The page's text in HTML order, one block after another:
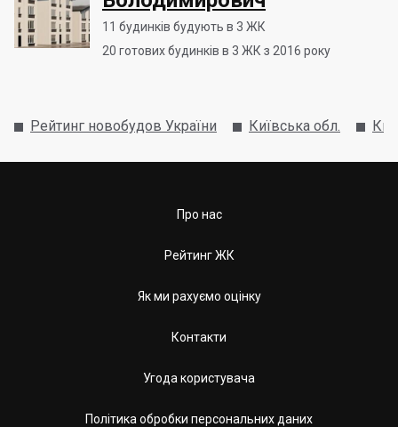
11 будинків будують в 3 ЖК
20 готових будинків в 3 ЖК з 2016 року
Рейтинг новобудов України Київська обл.
Про нас
Рейтинг ЖК
Як ми рахуємо оцінку
Контакти
Угода користувача
Політика обробки персональних даних